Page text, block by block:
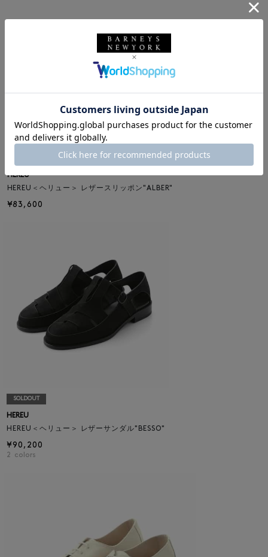
HEREU
HEREU＜ヘリュー＞ レザースリッポン"ALBER"
¥83,600
SOLDOUT
HEREU
HEREU＜ヘリュー＞ レザーサンダル"BESSO"
¥90,200
2 colors